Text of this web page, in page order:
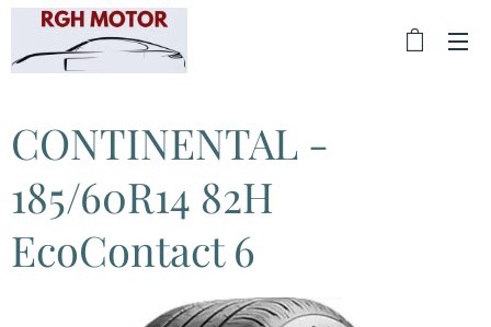
CONTINENTAL -
185/60R14 82H
EcoContact 6